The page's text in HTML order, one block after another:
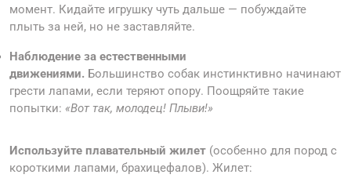
момент. Кидайте игрушку чуть дальше — побуждайте
плыть за ней, но не заставляйте.
Наблюдение за естественными
движениями. Большинство собак инстинктивно начинают
грести лапами, если теряют опору. Поощряйте такие
попытки: «Вот так, молодец! Плыви!»
Используйте плавательный жилет (особенно для пород с
короткими лапами, брахицефалов). Жилет: